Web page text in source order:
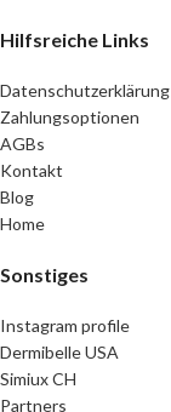
Hilfsreiche Links
Datenschutzerklärung
Zahlungsoptionen
AGBs
Kontakt
Blog
Home
Sonstiges
Instagram profile
Dermibelle USA
Simiux CH
Partners